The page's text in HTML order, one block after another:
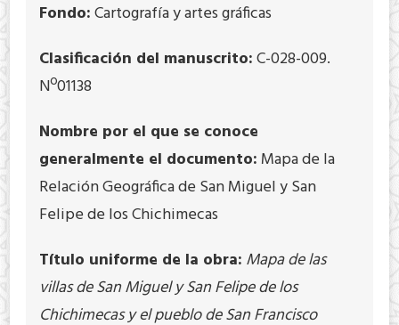
Fondo:Cartografía y artes gráficas
Clasificación del manuscrito:C-028-009.
Nº01138
Nombre por el que se conoce
generalmente el documento: Mapa de la
Relación Geográfica de San Miguel y San
Felipe de los Chichimecas
Título uniforme de la obra: Mapa de las
villas de San Miguel y San Felipe de los
Chichimecas y el pueblo de San Francisco